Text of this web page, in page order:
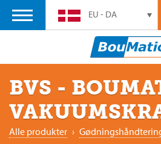
EU - DA
BVS -
Alle produkter ›